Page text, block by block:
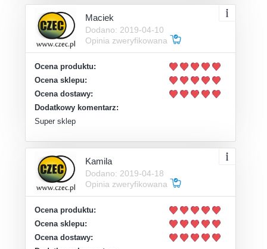
Maciek
Dodano: 2019-04-10
Opinia zweryfikowana
Ocena produktu:
Ocena sklepu:
Ocena dostawy:
Dodatkowy komentarz:
Super sklep
Kamila
Dodano: 2019-04-18
Opinia zweryfikowana
Ocena produktu:
Ocena sklepu:
Ocena dostawy: